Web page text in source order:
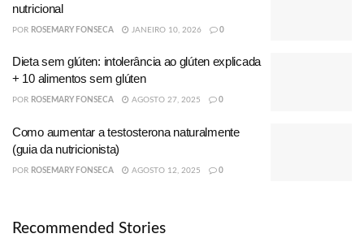
nutricional
POR ROSEMARY FONSECA JANEIRO 10, 2026 0
Dieta sem glúten: intolerância ao glúten explicada
+ 10 alimentos sem glúten
POR ROSEMARY FONSECA AGOSTO 27, 2025 0
Como aumentar a testosterona naturalmente
(guia da nutricionista)
POR ROSEMARY FONSECA AGOSTO 12, 2025 0
Recommended Stories